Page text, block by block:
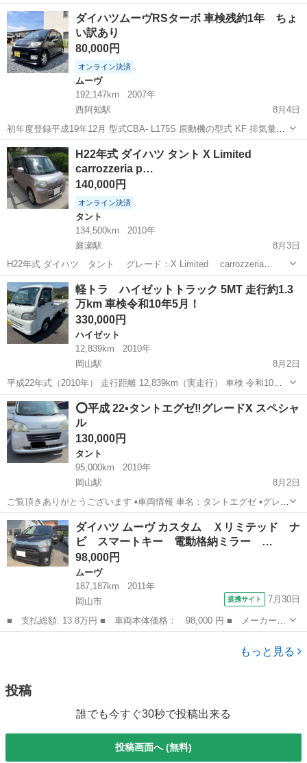
名： ダイハツ ■ 車種名： ミラココア ■ グレード名： ココア
Ｘ ワンセグナビ ｂｌｕｅｔｏｏｔｈ バックカメラ ドライブレ
コーダー ■ ...
広島 東広島市
ダイハツムーヴRSターボ 車検残約1年 ちょ
い訳あり
80,000円
オンライン決済
ムーヴ
192,147km
2007年
西阿知駅
8月4日
初年度登録平成19年12月 型式CBA- L175S 原動機の型式 KF 排気量
0.65L ミッション 4AT 走行距離 192147km （使用中につき距離伸びま
す) 車検満了 令和9年9月3日 外装、内装共に傷や汚れ...
岡山 倉敷市 西阿知駅 ムーヴ 車両
H22年式 ダイハツ タント X Limited
carrozzeria p…
140,000円
オンライン決済
タント
134,500km
2010年
庭瀬駅
8月3日
H22年式 ダイハツ タント グレード：X Limited carrozzeria
pioneerモニター (Bluetooth接続可能) リモコン バックカメラ
ETC 左パワースライドドア C...
岡山 岡山市 庭瀬駅 タント 説明書
軽トラ ハイゼットトラック 5MT 走行約1.3
万km 車検令和10年5月！
330,000円
ハイゼット
12,839km
2010年
岡山駅
8月2日
平成22年式（2010年） 走行距離 12,839km（実走行） 車検 令和10年5
月26日まで 【車両情報】 ・ダイハツ ハイゼットトラック ・型式：
EBD-S201P ・5速MT ・ガソリン車 ・660cc ・最...
岡山 岡山市 岡山駅 ハイゼット
⭕️平成 22▪️タントエグゼ‼️グレードX スペシャ
ル
130,000円
タント
95,000km
2010年
岡山駅
8月2日
ご覧頂きありがとうございます ▪️車両情報 車名：タントエグゼ ▪️グレー
ド- Xスペシャル ▪️平成-22 ▪️車検:令和9年03月❗️ ▪️走行距離: 95000キロ‼️ ▪️
ナビ 付き❗️ ▪️エアコン効きます 中...
岡山 岡山市 岡山駅 タント
ダイハツ ムーヴ カスタム Ｘリミテッド ナ
ビ スマートキー 電動格納ミラー …
98,000円
ムーヴ
187,187km
2011年
岡山市
提携サイト 7月30日
■ 支払総額: 13.8万円 ■ 車両本体価格： 98,000 円 ■ メーカー
名： ダイハツ ■ 車種名： ムーヴ ■ グレード名： カスタム
Ｘリミテッド ナビ スマートキー 電動格納ミラー ベンチシー
もっと見る
投稿
誰でも今すぐ30秒で投稿出来る
投稿画面へ (無料)